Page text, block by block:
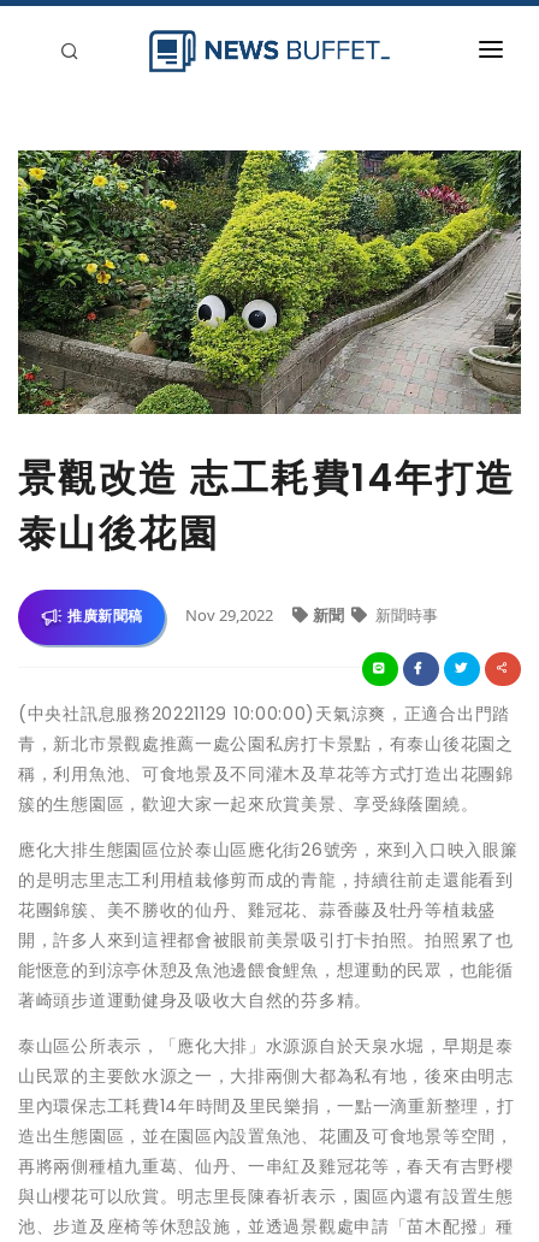
新聞稿分類
登入
刊登
景觀改造 志工耗費14年打造
泰山後花園
推廣新聞稿 Nov 29,2022 新聞 新聞時事
(中央社訊息服務20221129 10:00:00)天氣涼爽，正適合出門踏
青，新北市景觀處推薦一處公園私房打卡景點，有泰山後花園之
稱，利用魚池、可食地景及不同灌木及草花等方式打造出花團錦
簇的生態園區，歡迎大家一起來欣賞美景、享受綠蔭圍繞。
應化大排生態園區位於泰山區應化街26號旁，來到入口映入眼簾
的是明志里志工利用植栽修剪而成的青龍，持續往前走還能看到
花團錦簇、美不勝收的仙丹、雞冠花、蒜香藤及牡丹等植栽盛
開，許多人來到這裡都會被眼前美景吸引打卡拍照。拍照累了也
能愜意的到涼亭休憩及魚池邊餵食鯉魚，想運動的民眾，也能循
著崎頭步道運動健身及吸收大自然的芬多精。
泰山區公所表示，「應化大排」水源源自於天泉水堀，早期是泰
山民眾的主要飲水源之一，大排兩側大都為私有地，後來由明志
里內環保志工耗費14年時間及里民樂捐，一點一滴重新整理，打
造出生態園區，並在園區內設置魚池、花圃及可食地景等空間，
再將兩側種植九重葛、仙丹、一串紅及雞冠花等，春天有吉野櫻
與山櫻花可以欣賞。明志里長陳春祈表示，園區內還有設置生態
池、步道及座椅等休憩設施，並透過景觀處申請「苗木配撥」種